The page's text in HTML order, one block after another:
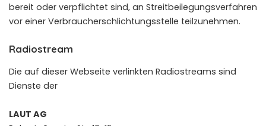
bereit oder verpflichtet sind, an Streitbeilegungsverfahren
vor einer Verbraucherschlichtungsstelle teilzunehmen.
Radiostream
Die auf dieser Webseite verlinkten Radiostreams sind
Dienste der
LAUT AG